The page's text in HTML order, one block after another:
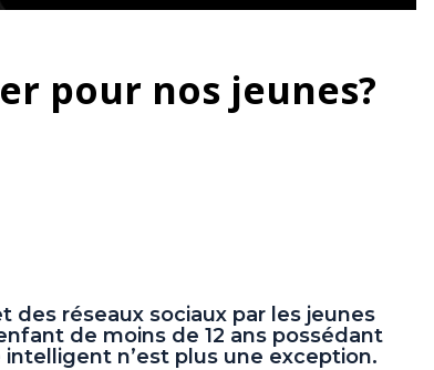
pour nos jeunes?
des réseaux sociaux par les jeunes
de moins de 12 ans possédant
n’est plus une exception.